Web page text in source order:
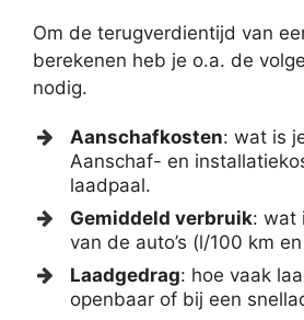
Om de terugverdientijd van
berekenen heb je o.a. de
nodig.
Aanschafkosten: wat is
Aanschaf- en
laadpaal.
Gemiddeld verbruik: wat
van de auto’s (l/100 km
Laadgedrag: hoe vaak
openbaar of bij een